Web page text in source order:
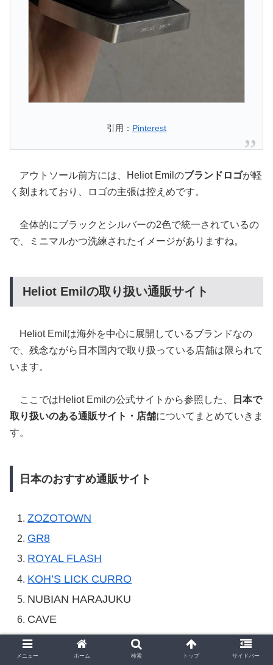
引用： Pinterest
アウトソール前方には、Heliot Emilのブランドロゴが軽
く刻まれており、ロゴの主張は控えめです。
全体的にブラックとシルバーの2色で統一されているの
で、ミニマルかつ洗練されたイメージがありますね。
Heliot Emilの取り扱い通販サイト
Heliot Emilは海外を中心に展開しているブランドなの
で、残念ながら日本国内で取り扱っている店舗は限られて
います。
ここではHeliot Emilの公式サイトから参照した、
日本で
取り扱いのある通販サイト・店舗についてまとめていきま
す。
日本のおすすめ通販サイト
ZOZOTOWN
GR8
ROYAL FLASH
KOH’S LICK CURRO
NUBIAN HARAJUKU
CAVE
※通販サイト・店舗によっては、取り扱いのあるシーズンと無い
メニュー ホーム 検索 トップ サイドバー